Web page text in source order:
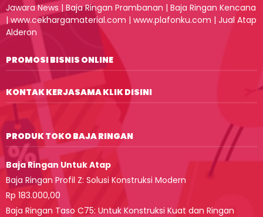
Jawara News | Baja Ringan Prambanan | Baja Ringan Kencana
|www.cekhargamaterial.com | www.plafonku.com | Jual Atap
Alderon
PROMOSI BISNIS ONLINE
KONTAK KERJASAMA KLIK DISINI
PRODUK TOKO BAJA RINGAN
Baja Ringan Untuk Atap
Baja Ringan Profil Z: Solusi Konstruksi Modern
Rp 183.000,00
Baja Ringan Taso C75: Untuk Konstruksi Kuat dan Ringan